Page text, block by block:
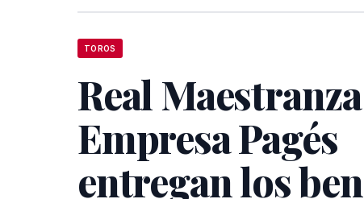
TOROS
Real
Empresa Pagés
entregan los